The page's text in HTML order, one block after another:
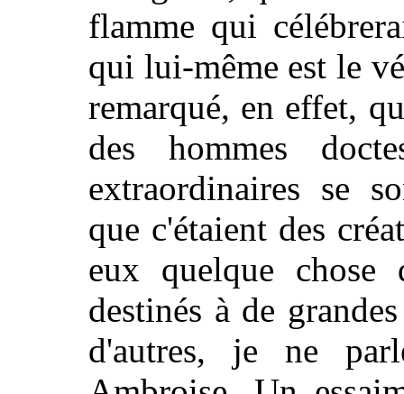
flamme qui
qui lui-même est le
remarqué, en effet,
des hommes
extraordinaires se
que c'étaient des
eux quelque
destinés à de
d'autres, je ne